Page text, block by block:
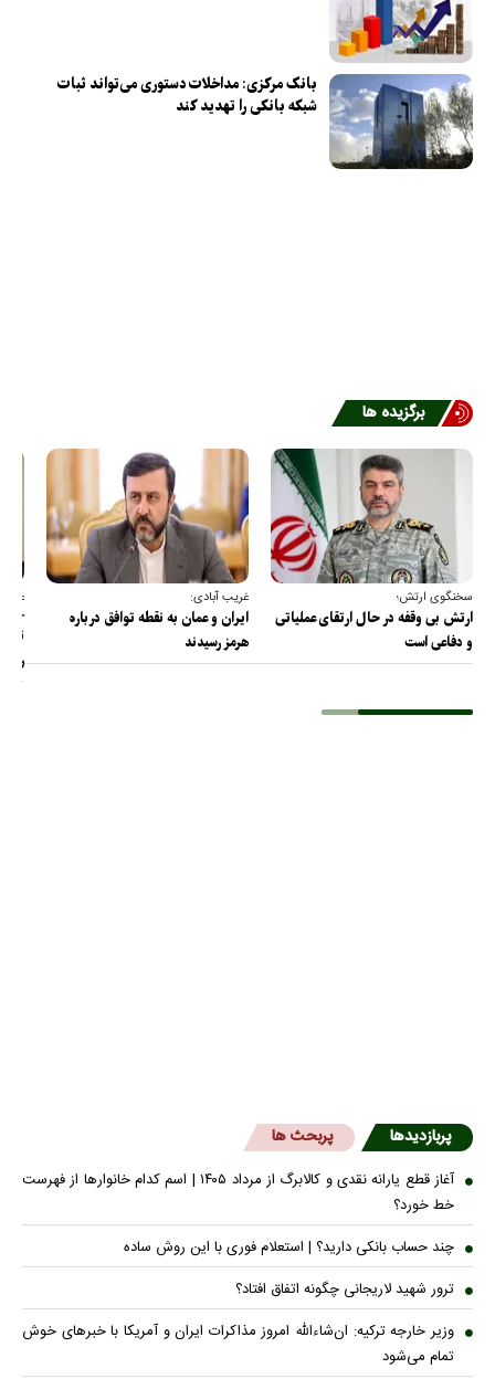
بانک مرکزی: مداخلات دستوری می‌تواند ثبات
شبکه بانکی را تهدید کند
برگزیده ها
سخنگوی ارتش؛
ارتش بی وقفه در حال ارتقای عملیاتی
و دفاعی است
غریب آبادی:
ایران و عمان به نقطه توافق درباره
هرمز رسیدند
عضو
را
پربازدیدها پربحث ها
آغاز قطع یارانه نقدی و کالابرگ از مرداد ۱۴۰۵ | اسم کدام خانوار‌ها از فهرست
خط خورد؟
چند حساب بانکی دارید؟ | استعلام فوری با این روش ساده
ترور شهید لاریجانی چگونه اتفاق افتاد؟
وزیر خارجه ترکیه: ان‌شاءالله امروز مذاکرات ایران و آمریکا با خبرهای خوش
تمام می‌شود